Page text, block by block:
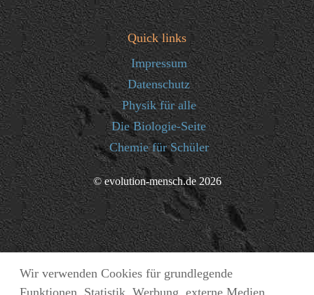
Wir verwenden Cookies für grundlegende
Funktionen, Statistik, Werbung, externe Medien
Quick links
Impressum
Datenschutz
Physik für alle
Die Biologie-Seite
Chemie für Schüler
© evolution-mensch.de 2026